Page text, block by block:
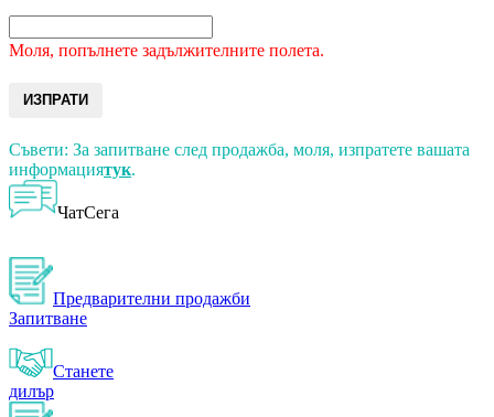
Моля, попълнете задължителните полета.
ИЗПРАТИ
Съвети: За запитване след продажба, моля, изпратете вашата
информациятук.
ЧатСега
Предварителни продажби
Запитване
Станете
дилър